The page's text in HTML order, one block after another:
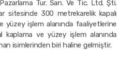
Tur. San. Ve Tic. Ltd. Şti.
sitesinde 300 metrekarelik kapalı
işlem alanında faaliyetlerine
kaplama ve yüzey işlem alanında
isimlerinden biri haline gelmiştir.